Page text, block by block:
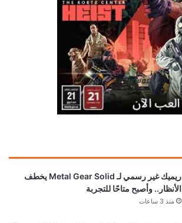
ريميك غير رسمي لـ Metal Gear Solid يخطف
الأنظار.. وأصبح متاحًا للتجربة
منذ 3 ساعات